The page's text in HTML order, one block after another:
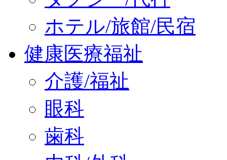
ホテル/旅館/民宿
健康医療福祉
介護/福祉
眼科
歯科